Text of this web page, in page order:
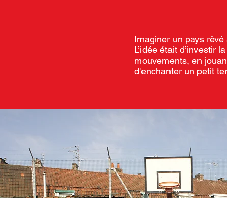
Imaginer un pays
L’idée était d’investir
mouvements, en
d'enchanter un petit